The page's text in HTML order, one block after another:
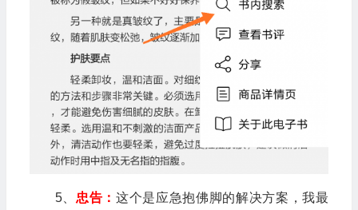
5、 忠告： 这个是应急抱佛脚的解决方案，我最